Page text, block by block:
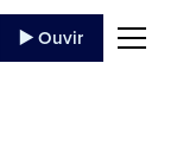
▶️ Ouvir